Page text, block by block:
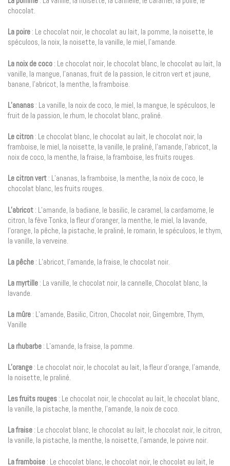
chocolat.
La poire : Le chocolat noir, le chocolat au lait, la pomme, la noisette, le
spéculoos, la noix, la noisette, la vanille, le miel, l’amande.
La noix de coco : Le chocolat noir, le chocolat blanc, le chocolat au lait, la
vanille, la mangue, l’ananas, fruit de la passion, le citron vert et jaune,
banane, l’abricot, la menthe, la framboise.
L’ananas : La vanille, la noix de coco, le miel, la mangue, le spéculoos, le
fruit de la passion, le rhum, le chocolat blanc, praliné.
Le citron : Le chocolat blanc, le chocolat au lait, le chocolat noir, la
framboise, le miel, la noisette, la vanille, le praliné, l’amande, l’abricot, la
noix de coco, la menthe, la fraise, la framboise, les fruits rouges.
Le citron vert : L’ananas, la framboise, la menthe, la noix de coco, le
chocolat blanc, les fruits rouges.
L’abricot : L’amande, la badiane, le basilic, le caramel, la cardamome, le
citron, la fève Tonka, la fleur d’oranger, la menthe, le miel, la lavande,
l’orange, la pêche, la pistache, le praliné, le romarin, le spéculoos, le thym,
la vanille, la verveine.
La pêche : L’abricot, l’amande, la fraise, le chocolat noir.
La myrtille : La vanille, le chocolat noir, la cannelle, Chocolat blanc, la
lavande.
La mûre : L’amande, Basilic, Citron, Chocolat noir, Gingembre, Thym,
Vanille
La rhubarbe : L’amande, la fraise, la pomme.
L’orange : Le chocolat noir, le chocolat au lait, la fleur d’orange, l’amande,
la noisette, le praliné.
Les fruits rouges : Le chocolat noir, le chocolat au lait, le chocolat blanc,
la vanille, la pistache, la menthe, l’amande, la noix de coco.
La fraise : Le chocolat blanc, le chocolat au lait, le chocolat noir, le citron,
la vanille, la pistache, la menthe, la noisette, l’amande, le poivre noir.
La framboise : Le chocolat blanc, le chocolat noir, le chocolat au lait, le